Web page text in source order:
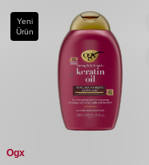
Yeni
Ürün
Ogx